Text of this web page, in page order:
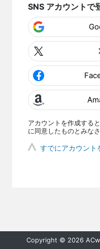
SNS アカウントで
アカウントを作成すると
に同意したものとみなさ
すでにアカウント
Copyright © 2026